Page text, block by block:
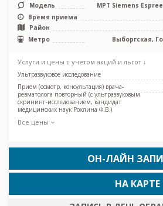
Модель
МРТ Siemens
Время приема
Район
Метро
Выборгская,
Услуги и цены с учетом акций и льгот ↓
Ультразвуковое исследование
Прием (осмотр, консультация) врача-
ревматолога повторный (с ультразвуковым
скрининг-исследованием, кандидат
медицинских наук Рохлина Ф.В.)
Все цены
ОН-ЛАЙН
НА КАРТЕ